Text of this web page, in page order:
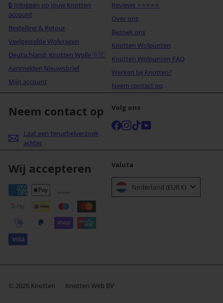
🔒 Inloggen op jouw Knotten
account
Bestelling & Retour
Veelgestelde Wolvragen
Deutschland: Knotten Wolle 🇩🇪
Aanmelden Nieuwsbrief
Mijn account
Reviews ⭐⭐⭐⭐⭐
Over ons
Bezoek ons
Knotten Wolpunten
Knotten Wolpunten FAQ
Werken bij Knotten?
Neem contact op
Neem contact op
Laat een terugbelverzoek
achter
Volg ons
Facebook
Instagram
TikTok
Wij accepteren Valuta
Nederland (EUR €)
© 2026 Knotten Knotten Web BV